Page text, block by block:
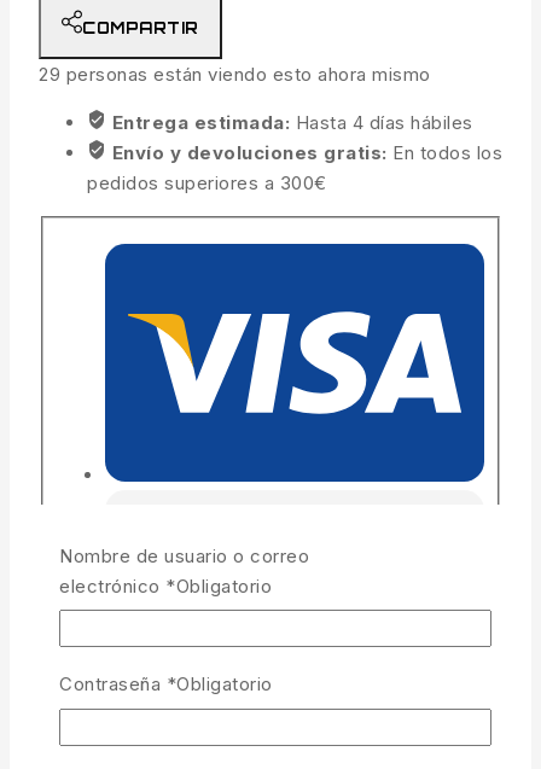
COMPARTIR
29 personas están viendo esto ahora mismo
Entrega estimada: Hasta 4 días hábiles
Envío y devoluciones gratis: En todos los
pedidos superiores a 300€
Nombre de usuario o correo
electrónico *Obligatorio
Contraseña *Obligatorio